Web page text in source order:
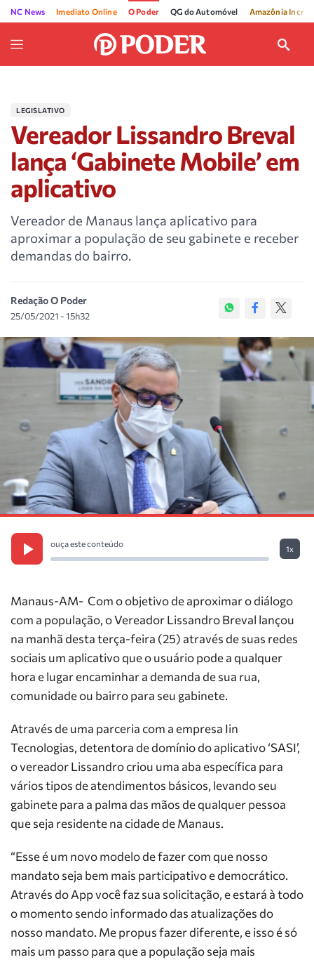
NC News Imediato Online O Poder QG do Automóvel Amazônia
LEGISLATIVO
Vereador Lissandro Breval
lança ‘Gabinete Mobile’ em
aplicativo
Vereador de Manaus lança aplicativo para
aproximar a população de seu gabinete e receber
demandas do bairro.
Redação O Poder
25/05/2021 - 15h32
ouça este conteúdo
1x
Manaus-AM- Com o objetivo de aproximar o diálogo
com a população, o Vereador Lissandro Breval lançou
na manhã desta terça-feira (25) através de suas redes
sociais um aplicativo que o usuário pode a qualquer
hora e lugar encaminhar a demanda de sua rua,
comunidade ou bairro para seu gabinete.
Através de uma parceria com a empresa Iin
Tecnologias, detentora de domínio do aplicativo ‘SASI’,
o vereador Lissandro criou uma aba específica para
vários tipos de atendimentos básicos, levando seu
gabinete para a palma das mãos de qualquer pessoa
que seja residente na cidade de Manaus.
“Esse é um novo modelo de fazer com que nosso
mandato seja bem mais participativo e democrático.
Através do App você faz sua solicitação, e estará à todo
o momento sendo informado das atualizações do
nosso mandato. Me propus fazer diferente, e isso é só
mais um passo para que a população seja mais